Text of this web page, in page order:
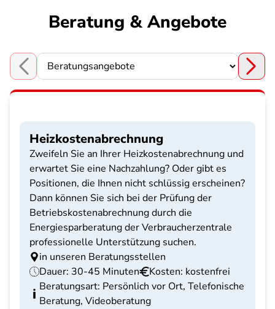
Beratung & Angebote
Choose a section
Heizkostenabrechnung
Zweifeln Sie an Ihrer Heizkostenabrechnung und
erwartet Sie eine Nachzahlung? Oder gibt es
Positionen, die Ihnen nicht schlüssig erscheinen?
Dann können Sie sich bei der Prüfung der
Betriebskostenabrechnung durch die
Energiesparberatung der Verbraucherzentrale
professionelle Unterstützung suchen.
in unseren Beratungsstellen
Dauer: 30-45 Minuten
Kosten: kostenfrei
Beratungsart: Persönlich vor Ort, Telefonische
Beratung, Videoberatung